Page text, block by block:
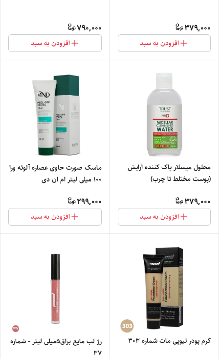
379,000
افزودن به سبد
790,000
افزودن به سبد
محلول میسلار پاک کننده آرایش
(پوست مختلط تا چرب)
379,000
افزودن به سبد
ماسک صورت حاوی عصاره آلوئه ورا
100 میلی لیتر ام ان دی
299,000
افزودن به سبد
کرم پودر تیوپی مات شماره 303
رژ لب مایع براق5میلی لیتر - شماره
37